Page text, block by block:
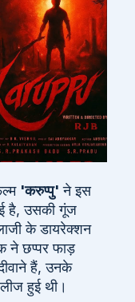
'करुप्पु' ने इस
है, उसकी गूंज
के डायरेक्शन
ने छप्पर फाड़
हैं, उनके
हुई थी।